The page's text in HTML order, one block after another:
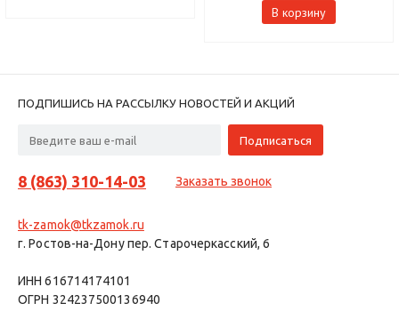
В корзину
ПОДПИШИСЬ НА РАССЫЛКУ НОВОСТЕЙ И АКЦИЙ
8 (863) 310-14-03 Заказать звонок
tk-zamok@tkzamok.ru
г. Ростов-на-Дону пер. Старочеркасский, 6
ИНН 616714174101
ОГРН 324237500136940